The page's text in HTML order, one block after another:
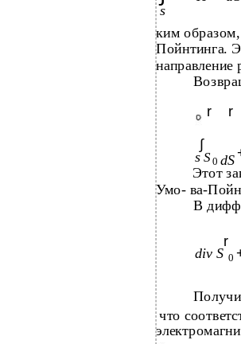
s
ким образом,
Пойнтинга.
s
∫
r r
S0 dS
Этот
Умо- ва-
В
div S
r
0
что